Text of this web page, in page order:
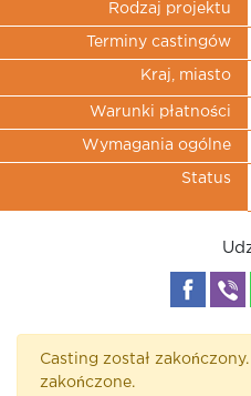
Rodzaj projektu
Terminy castingów
Kraj, miasto
Warunki płatności
Wymagania ogólne
Status
Casting został
zakończone.